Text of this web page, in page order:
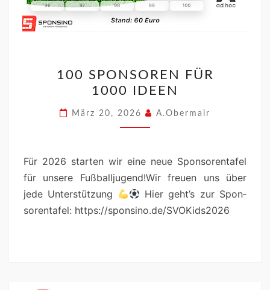
100 SPONSOREN FÜR
1000 IDEEN
März 20, 2026 A.Obermair
Für 2026 starten wir eine neue Spon­sorentafel
für unsere Fußballjugend!Wir freuen uns über
jede Unter­stützung
Hier geht’s zur Spon­
sorentafel: https://sponsino.de/SVOKids2026